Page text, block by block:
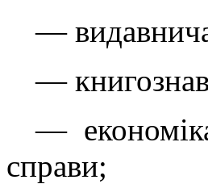
—
—
—
справи;